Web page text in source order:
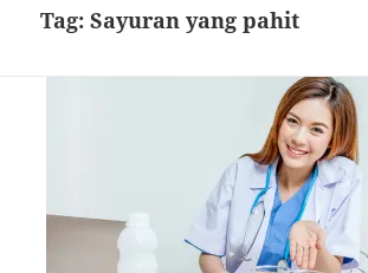
Tag:Sayuran yang pahit